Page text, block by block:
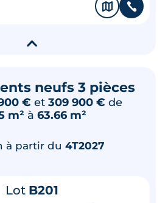
🗞 📞
▾
neufs 3 pièces
€ et 309 900 € de
m² à 63.66 m²
à partir du 4T2027
Lot B201